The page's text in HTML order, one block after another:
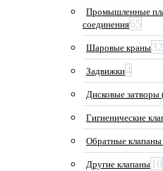
Промышленные
соединения65
Шаровые краны32
Задвижки4
Дисковые затворы
Гигиенические
Обратные
Другие клапаны 10